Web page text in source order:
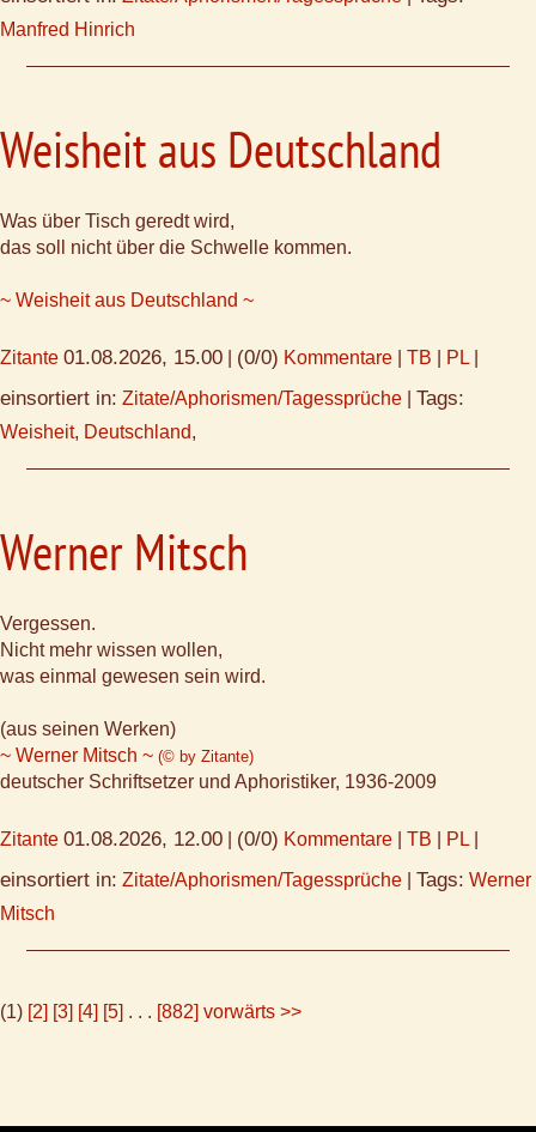
Manfred Hinrich
Weisheit aus Deutschland
Was über Tisch geredt wird,
das soll nicht über die Schwelle kommen.
~ Weisheit aus Deutschland ~
Zitante 01.08.2026, 15.00 (0/0) Kommentare TB PL
einsortiert in: Zitate/Aphorismen/Tagessprüche Tags:
Weisheit, Deutschland,
Werner Mitsch
Vergessen.
Nicht mehr wissen wollen,
was einmal gewesen sein wird.
(aus seinen Werken)
~ Werner Mitsch ~ (© by Zitante)
deutscher Schriftsetzer und Aphoristiker, 1936-2009
Zitante 01.08.2026, 12.00 (0/0) Kommentare TB PL
einsortiert in: Zitate/Aphorismen/Tagessprüche Tags: Werner
Mitsch
(1) [2] [3] [4] [5] . . . [882] vorwärts >>